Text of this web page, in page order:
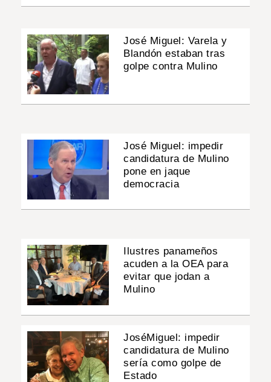
José Miguel: Varela y
Blandón estaban tras
golpe contra Mulino
José Miguel: impedir
candidatura de Mulino
pone en jaque
democracia
Ilustres panameños
acuden a la OEA para
evitar que jodan a
Mulino
JoséMiguel: impedir
candidatura de Mulino
sería como golpe de
Estado